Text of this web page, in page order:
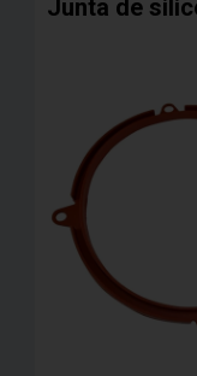
Junta de